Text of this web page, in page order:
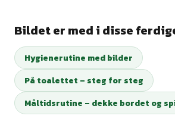
Bildet er med i disse
Hygienerutine med bilder
På toalettet – steg for steg
Måltidsrutine – dekke bordet og